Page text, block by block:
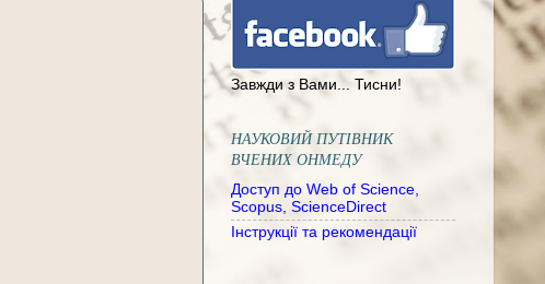
Завжди з Вами... Тисни!
НАУКОВИЙ ПУТІВНИК
ВЧЕНИХ ОНМЕДУ
Доступ до Web of Science,
Scopus, ScienceDirect
Інструкції та рекомендації